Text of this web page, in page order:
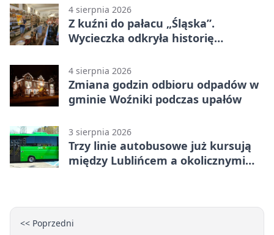
4 sierpnia 2026
Z kuźni do pałacu „Śląska”.
Wycieczka odkryła historię
4 sierpnia 2026
Zmiana godzin odbioru odpadów w
gminie Woźniki podczas upałów
3 sierpnia 2026
Trzy linie autobusowe już kursują
między Lublińcem a okolicznymi
<< Poprzedni